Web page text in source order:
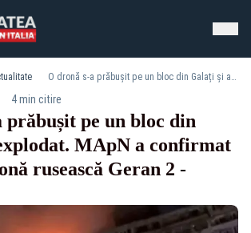
O dronă s-a prăbușit pe un bloc din Galați și a explodat. MApN a confirmat că este o dronă rusească Geran 2 - VIDEO
4 min citire
prăbușit pe un bloc din
MApN a confirmat
rusească Geran 2 -